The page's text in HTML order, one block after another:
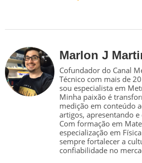
Marlon J
Cofundador do Canal
Técnico com mais de
sou especialista em
Minha paixão é
medição em conteúdo
artigos, apresentando
Com formação em
especialização em
sempre fortalecer a
confiabilidade no